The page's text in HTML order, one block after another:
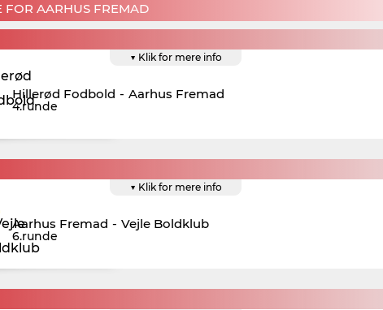
AARHUS FREMAD
▼ Klik for mere info
Hillerød Fodbold - Aarhus Fremad
4.runde
▼ Klik for mere info
Aarhus Fremad - Vejle Boldklub
6.runde